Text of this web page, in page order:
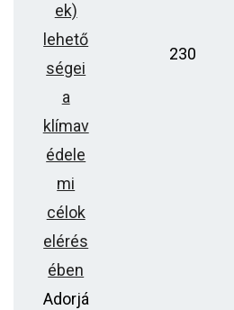
ek)
lehető
ségei
a
klímav
édele
mi
célok
elérés
ében
Adorjá
230